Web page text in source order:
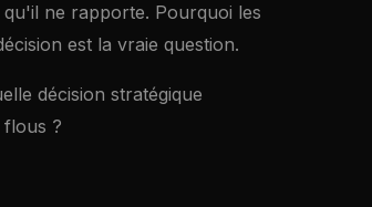
ne rapporte. Pourquoi les
est la vraie question.
décision stratégique
?